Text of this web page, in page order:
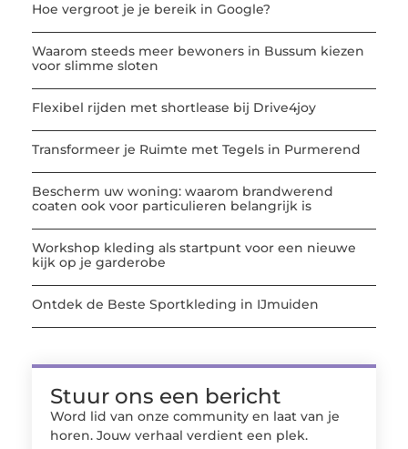
Hoe vergroot je je bereik in Google?
Waarom steeds meer bewoners in Bussum kiezen
voor slimme sloten
Flexibel rijden met shortlease bij Drive4joy
Transformeer je Ruimte met Tegels in Purmerend
Bescherm uw woning: waarom brandwerend
coaten ook voor particulieren belangrijk is
Workshop kleding als startpunt voor een nieuwe
kijk op je garderobe
Ontdek de Beste Sportkleding in IJmuiden
Stuur ons een bericht
Word lid van onze community en laat van je
horen. Jouw verhaal verdient een plek.